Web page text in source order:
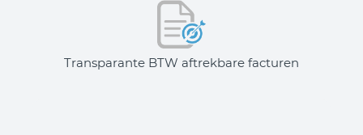
Transparante BTW aftrekbare facturen​